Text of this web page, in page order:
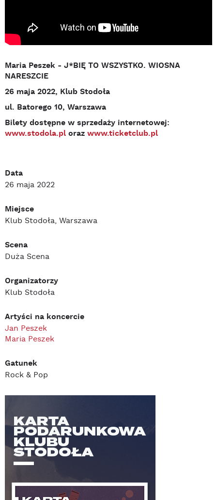
Maria Peszek - J*BIĘ TO WSZYSTKO. WIOSNA
NARESZCIE
26 maja 2022, Klub Stodoła
ul. Batorego 10, Warszawa
Bilety dostępne w sprzedaży internetowej:
www.stodola.pl oraz www.ticketclub.pl
Data
26 maja 2022
Miejsce
Klub Stodoła, Warszawa
Scena
Duża Scena
Organizatorzy
Klub Stodoła
Artyści na koncercie
Jan Peszek
Maria Peszek
Gatunek
Rock & Pop